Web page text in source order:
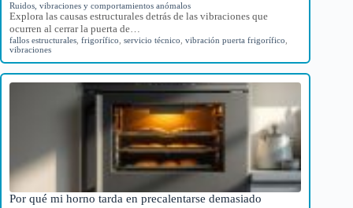
Ruidos, vibraciones y comportamientos anómalos
Explora las causas estructurales detrás de las vibraciones que
ocurren al cerrar la puerta de…
fallos estructurales frigorífico servicio técnico vibración puerta frigorífico
vibraciones
Por qué mi horno tarda en precalentarse demasiado